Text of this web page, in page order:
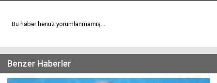
Bu haber henüz yorumlanmamış...
Benzer Haberler